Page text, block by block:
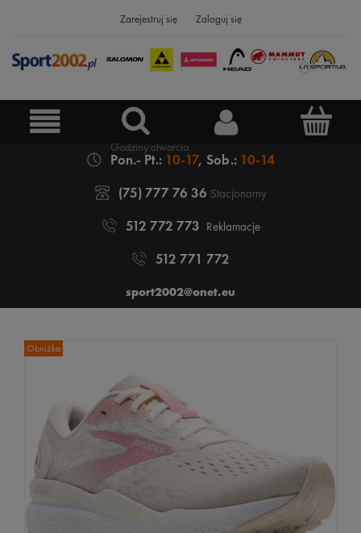
Zarejestruj się Zaloguj się
Pon.- Pt.: 10-17, Sob.: 10-14
(75) 777 76 36 Stacjonarny
512 772 773 Reklamacje
512 771 772
sport2002@onet.eu
Obniżka